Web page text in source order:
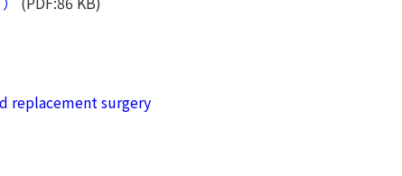
replacement surgery